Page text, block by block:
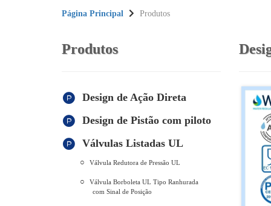
Página Principal Produtos
Produtos
Design de Ação Direta
Design de Pistão com piloto
Válvulas Listadas UL
Válvula Redutora de Pressão UL
Válvula Borboleta UL Tipo Ranhurada
com Sinal de Posição